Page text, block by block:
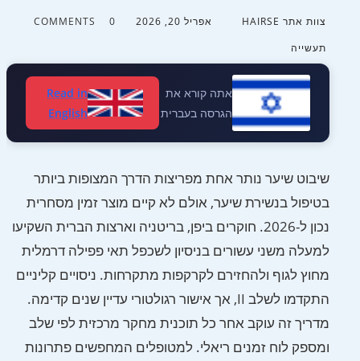
צוות אתר HAIRSE אפריל 20, 2026
תעשייה
אתה קורא את
הגרסה בעברית
Read in
English
שיבוט שיער נותר אחת מפריצות הדרך המצופות ביותר
בטיפול בנשירת שיער, אולם לא קיים מוצר זמין מסחרית
נכון ל-2026. חוקרים ביפן, בריטניה וארצות הברית השקיעו
למעלה משני עשורים בניסיון לשכפל תאי פפילה דרמלית
מחוץ לגוף ולהחזירם לקרקפות מתקרחות. ניסויים קליניים
התקדמו לשלב II, אך אישור רגולטורי עדיין שנים קדימה.
מדריך זה עוקב אחר כל תוכנית מחקר מרכזית לפי שלב
ומספק לוח זמנים ריאלי. למטופלים המחפשים פתרונות